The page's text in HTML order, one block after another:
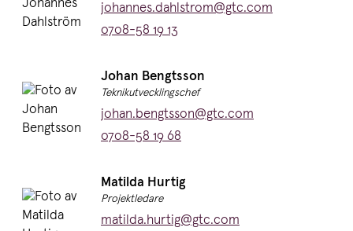
E-post:
johannes.dahlstrom@gtc.com
Telefon:
0708-58 19 13
Namn:
Johan Bengtsson
Titel:
Teknikutvecklingschef
E-post:
johan.bengtsson@gtc.com
Telefon:
0708-58 19 68
Namn:
Matilda Hurtig
Titel:
Projektledare
E-post:
matilda.hurtig@gtc.com